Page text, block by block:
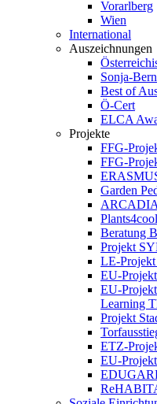
Vorarlberg
Wien
International
Auszeichnungen
Sonja-
Best of
Ö-Cert
ELCA
Projekte
FFG-
FFG-
Garden
ARCADIA
Beratung
Projekt
LE-Projekt
EU-
EU-
Learning
Projekt
ETZ-
EU-